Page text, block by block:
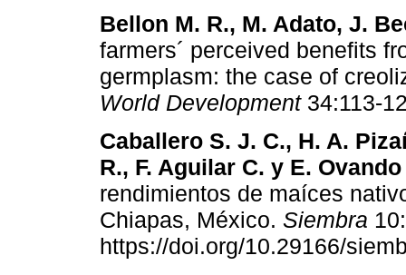
Bellon M. R., M. Adato, J.
farmers´ perceived benefits
germplasm: the case of
World Development34:113-
Caballero S. J. C., H. A.
R., F. Aguilar C. y E.
rendimientos de maíces
Chiapas, México. Siembra
https://doi.org/10.29166/